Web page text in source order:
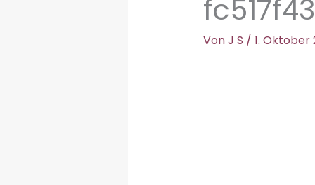
VonJ S / 1. Oktober